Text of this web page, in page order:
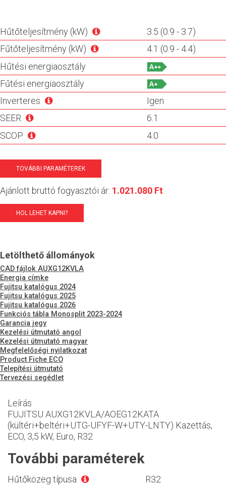
Hűtőteljesítmény (kW)
3.5 (0.9 - 3.7)
Fűtőteljesítmény (kW)
4.1 (0.9 - 4.4)
Hűtési energiaosztály
Fűtési energiaosztály
Inverteres
Igen
SEER
6.1
SCOP
4.0
TOVÁBBI PARAMÉTEREK
Ajánlott bruttó fogyasztói ár: 1.021.080 Ft
HOL LEHET KAPNI?
Letölthető állományok
CAD fájlok AUXG12KVLA
Energia címke
Fujitsu katalógus 2024
Fujitsu katalógus 2025
Fujitsu katalógus 2026
Funkciós tábla Monosplit 2023-2024
Garancia jegy
Kezelési útmutató angol
Kezelési útmutató magyar
Megfelelőségi nyilatkozat
Product Fiche ECO
Telepítési útmutató
Tervezési segédlet
Leírás
FUJITSU AUXG12KVLA/AOEG12KATA
(kültéri+beltéri+UTG-UFYF-W+UTY-LNTY) Kazettás,
ECO, 3,5 kW, Euro, R32
További paraméterek
Hűtőközeg típusa
R32